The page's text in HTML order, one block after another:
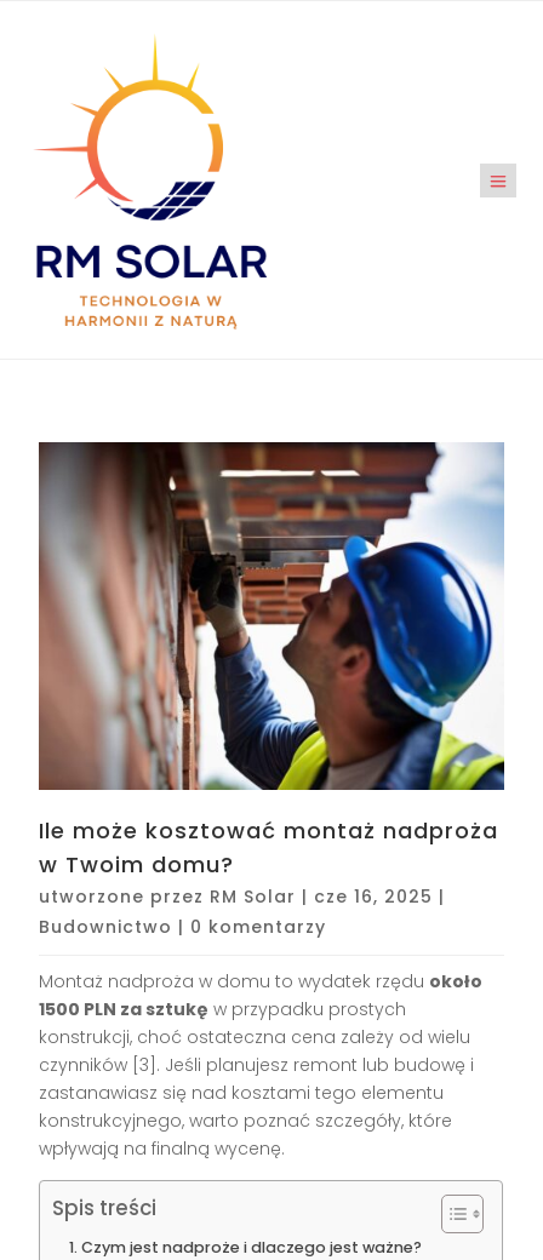
Ile może kosztować montaż nadproża
w Twoim domu?
utworzone przez RM Solar | cze 16, 2025 |
Budownictwo | 0 komentarzy
Montaż nadproża w domu to wydatek rzędu około
1500 PLN za sztukę w przypadku prostych
konstrukcji, choć ostateczna cena zależy od wielu
czynników [3]. Jeśli planujesz remont lub budowę i
zastanawiasz się nad kosztami tego elementu
konstrukcyjnego, warto poznać szczegóły, które
wpływają na finalną wycenę.
Spis treści
Czym jest nadproże i dlaczego jest ważne?